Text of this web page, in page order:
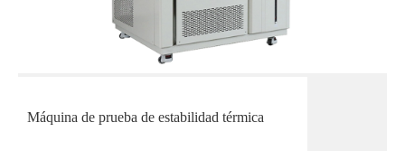
Máquina de prueba de estabilidad térmica